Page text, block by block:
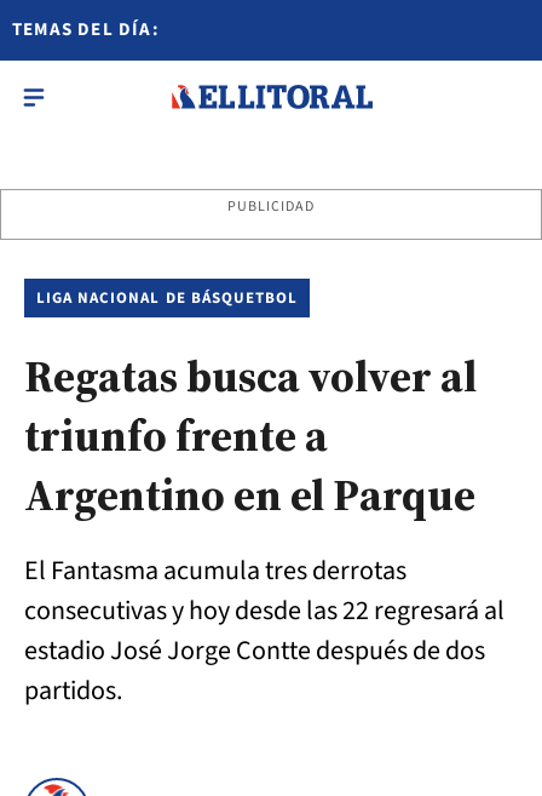
TEMAS DEL DÍA:
PUBLICIDAD
LIGA NACIONAL DE BÁSQUETBOL
Regatas busca volver al
triunfo frente a
Argentino en el Parque
El Fantasma acumula tres derrotas
consecutivas y hoy desde las 22 regresará al
estadio José Jorge Contte después de dos
partidos.